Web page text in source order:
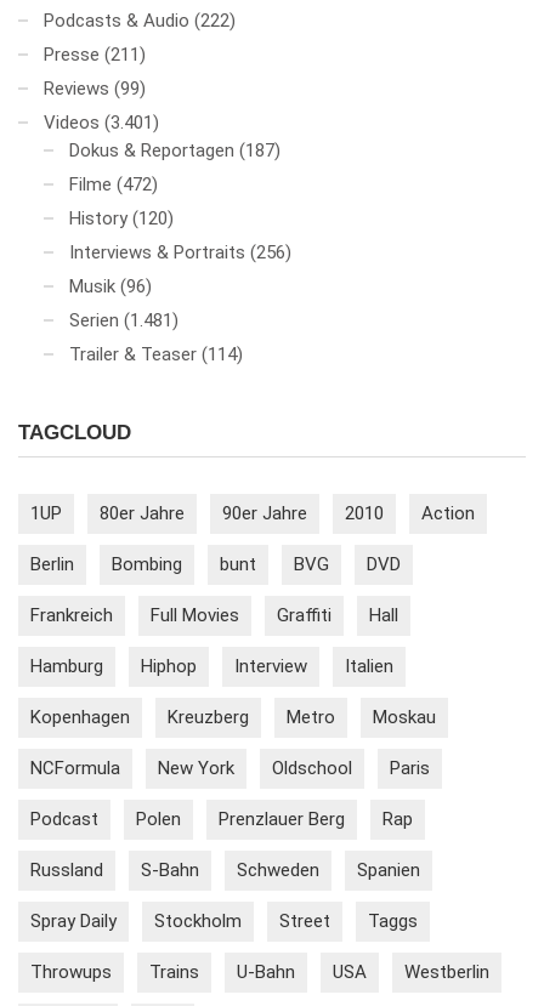
Podcasts & Audio (222)
Presse (211)
Reviews (99)
Videos (3.401)
Dokus & Reportagen (187)
Filme (472)
History (120)
Interviews & Portraits (256)
Musik (96)
Serien (1.481)
Trailer & Teaser (114)
TAGCLOUD
1UP 80er Jahre 90er Jahre 2010 Action
Berlin Bombing bunt BVG DVD
Frankreich Full Movies Graffiti Hall
Hamburg Hiphop Interview Italien
Kopenhagen Kreuzberg Metro Moskau
NCFormula New York Oldschool Paris
Podcast Polen Prenzlauer Berg Rap
Russland S-Bahn Schweden Spanien
Spray Daily Stockholm Street Taggs
Throwups Trains U-Bahn USA Westberlin